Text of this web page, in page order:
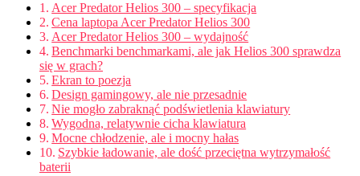
Acer Predator Helios 300 – specyfikacja
Cena laptopa Acer Predator Helios 300
Acer Predator Helios 300 – wydajność
Benchmarki benchmarkami, ale jak Helios 300 sprawdza
się w grach?
Ekran to poezja
Design gamingowy, ale nie przesadnie
Nie mogło zabraknąć podświetlenia klawiatury
Wygodna, relatywnie cicha klawiatura
Mocne chłodzenie, ale i mocny hałas
Szybkie ładowanie, ale dość przeciętna wytrzymałość
baterii